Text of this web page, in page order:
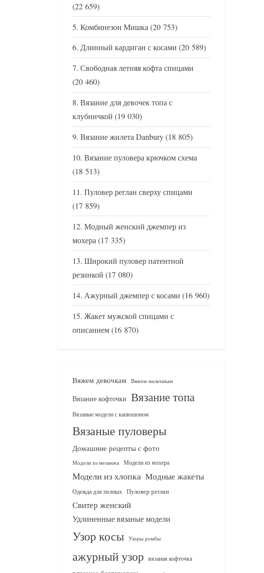
(22 659)
Комбинезон Мишка(20 753)
Длинный кардиган с косами (20 589)
Свободная летняя кофта спицами
(20 460)
Вязание для девочек топа с
клубничкой (19 030)
Вязание жилета Danbury(18 805)
Вязание пуловера крючком схема
(18 513)
Пуловер реглан сверху спицами
(17 859)
Модный женский джемпер из
мохера(17 335)
Широкий пуловер патентной
резинкой (17 080)
Ажурный джемпер с косами (16 960)
Жакет мужской спицами с
описанием(16 870)
Вяжем девочкам Вяжем мальчикам
Вязание кофточки Вязание топа
Вязаные модели с капюшоном
Вязаные пуловеры
Домашние рецепты с фото
Модели из меланжа Модели из мохера
Модели из хлопка Модные жакеты
Одежда для полных Пуловер реглан
Свитер женский
Удлиненные вязаные модели
Узор косы Узоры ромбы
ажурный узор вязаная кофточка